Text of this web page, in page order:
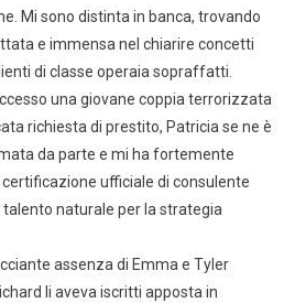
Mi sono distinta in banca, trovando
e immensa nel chiarire concetti
di classe operaia sopraffatti.
una giovane coppia terrorizzata
richiesta di prestito, Patricia se ne è
da parte e mi ha fortemente
ufficiale di consulente
naturale per la strategia
assenza di Emma e Tyler
li aveva iscritti apposta in